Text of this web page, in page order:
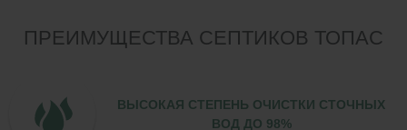
ПРЕИМУЩЕСТВА СЕПТИКОВ ТОПАС
ВЫСОКАЯ СТЕПЕНЬ ОЧИСТКИ СТОЧНЫХ
ВОД ДО 98%